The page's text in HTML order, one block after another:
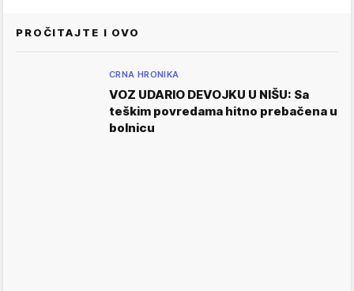
PROČITAJTE I OVO
CRNA HRONIKA
VOZ UDARIO DEVOJKU U NIŠU: Sa
teškim povredama hitno prebačena u
bolnicu